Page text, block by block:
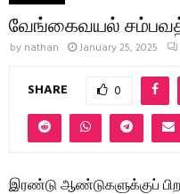
வேங்கைவயல்
by nathan January 25, 2025
SHARE 0
இரண்டு ஆண்டுகளுக்குப்